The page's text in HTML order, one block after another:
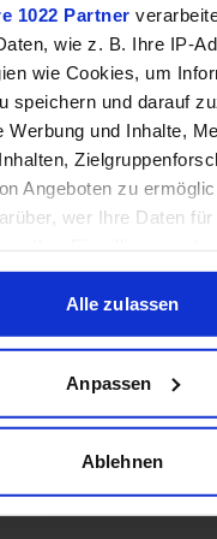
1022 Partner
wie z. B. Ihre IP-
wie Cookies, um
speichern und darauf
Werbung und Inhalte,
Angeboten zu
wer Ihre Daten
oder durch Klicken
ändern oder widerrufen
über Ihre
auf einige Meter genau
aktives Scannen
darüber, wie Ihre
Alle zulassen
Anpassen
Ablehnen
Eignung
Interface